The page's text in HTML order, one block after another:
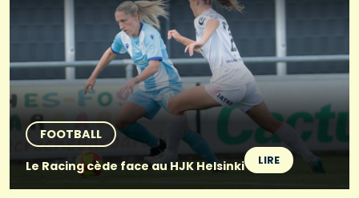
FOOTBALL
Le Racing cède face au HJK Helsinki
LIRE